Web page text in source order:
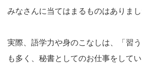
みなさんに当てはまるものはありまし
実際、語学力や身のこなしは、「習
も多く、秘書としてのお仕事をして